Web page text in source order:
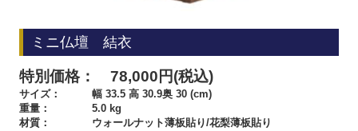
ミニ仏壇 結衣
特別価格： 78,000円(税込)
サイズ： 幅 33.5 高 30.9奥 30 (cm)
重量： 5.0 kg
材質： ウォールナット薄板貼り/花梨薄板貼り